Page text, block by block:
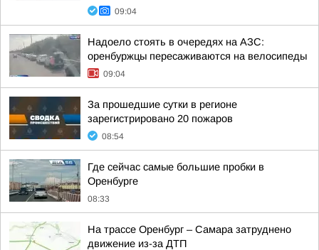
09:04
Надоело стоять в очередях на АЗС:
оренбуржцы пересаживаются на велосипеды
09:04
За прошедшие сутки в регионе
зарегистрировано 20 пожаров
08:54
Где сейчас самые большие пробки в
Оренбурге
08:33
На трассе Оренбург – Самара затруднено
движение из-за ДТП